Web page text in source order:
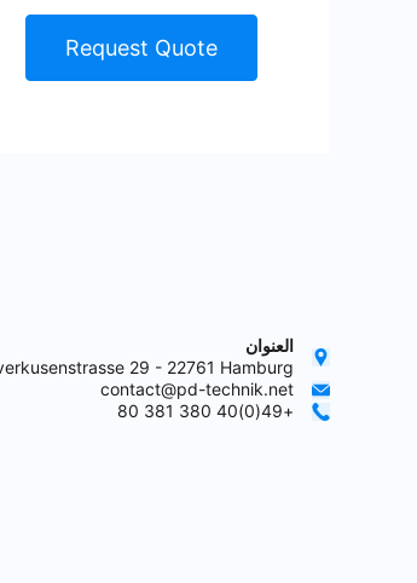
Request Quote
العنوان
29 - 22761 Hamburg
contact@pd-technik.net
+49(0)40 380 381 80